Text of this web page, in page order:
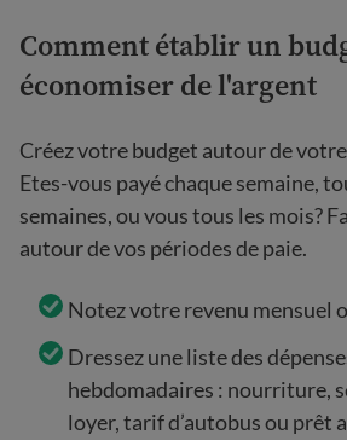
Comment établir un
économiser de l'argent
Créez votre budget autour de
Etes-vous payé chaque semaine,
semaines, ou vous tous les mois?
autour de vos périodes de paie.
Notez votre revenu mensuel
Dressez une liste des
hebdomadaires : nourriture,
loyer, tarif d’autobus ou prêt